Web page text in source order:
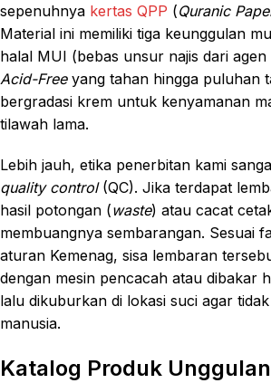
sepenuhnya kertas QPP (Quranic
Material ini memiliki tiga keunggulan
halal MUI (bebas unsur najis dari
Acid-Freeyang tahan hingga puluhan
bergradasi krem untuk kenyamanan
tilawah lama.
Lebih jauh, etika penerbitan kami
quality control(QC). Jika terdapat
hasil potongan (waste) atau cacat
membuangnya sembarangan. Sesuai
aturan Kemenag, sisa lembaran
dengan mesin pencacah atau dibakar
lalu dikuburkan di lokasi suci agar
manusia.
Katalog Produk